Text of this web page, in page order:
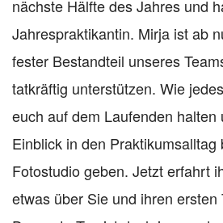
nächste Hälfte des Jahres und
Jahrespraktikantin. Mirja ist ab
fester Bestandteil unseres
tatkräftig unterstützen. Wie
euch auf dem Laufenden halten
Einblick in den Praktikumsalltag
Fotostudio geben. Jetzt erfahrt
etwas über Sie und ihren ersten